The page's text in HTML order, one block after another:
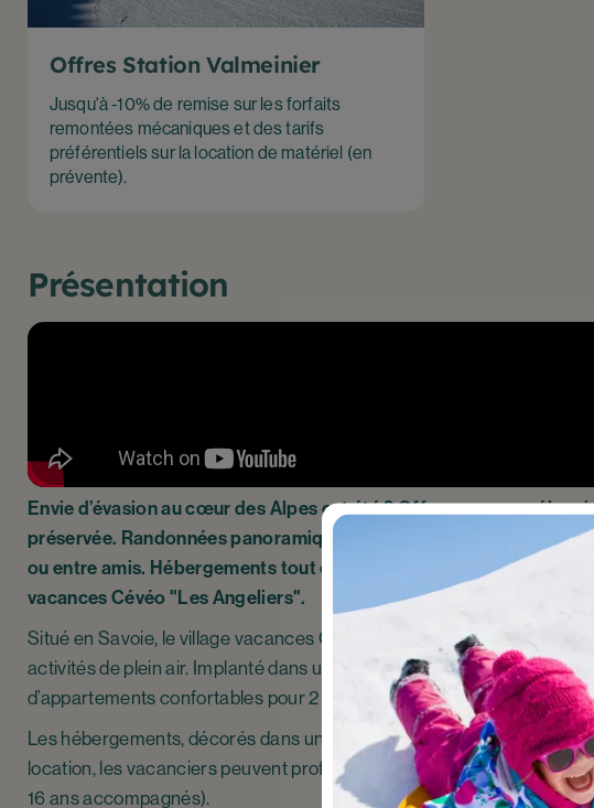
Offres Station Valmeinier
Jusqu'à -10% de remise sur les forfaits
remontées mécaniques et des tarifs
préférentiels sur la location de matériel (en
prévente).
Présentation
Envie d’évasion au cœur des Alpes cet été ? Offrez-vous un
préservée. Randonnées panoramiques, VTT, détente et
ou entre amis. Hébergements tout confort, espace détente de
vacances Cévéo "Les Angeliers".
Situé en Savoie, le village vacances Cévéo "Les Angeliers" à
activités de plein air. Implanté dans un village traditionnel savoyard à
d’appartements confortables pour 2 à 9 personnes, parfaits pour les
Les hébergements, décorés dans un style montagnard authentique,
location, les vacanciers peuvent profiter d’un espace bien-être sur
16 ans accompagnés).